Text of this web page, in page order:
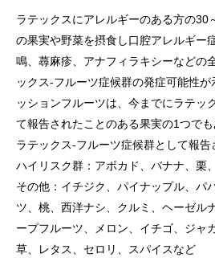
ラテックスにアレルギーのある方の30
の果実や野菜を摂食し口腔アレルギー
鳴、蕁麻疹、アナフィラキシーなどの
ックス‐フルーツ症候群の発症可能性
ッションフルーツは、今までにラテッ
て報告されたことのある果実の1つでも
ラテックス‐フルーツ症候群として報
ハイリスク群：アボカド、バナナ、栗
その他：イチジク、パイナップル、パ
ツ、桃、西洋ナシ、クルミ、ヘーゼル
ープフルーツ、メロン、イチゴ、ジャ
草、レタス、セロリ、スパイスなど